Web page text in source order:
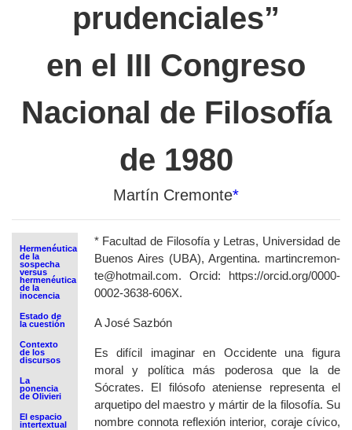
prudenciales”
en el III Congreso
Nacional de Filosofía
de 1980
Martín Cremonte*
Hermenéutica
de la
sospecha
versus
hermenéutica
de la
inocencia
Estado de
la cuestión
Contexto
de los
discursos
La
ponencia
de Olivieri
El espacio
intertextual
* Facultad de Filosofía y Letras, Universidad de
Buenos Aires (UBA), Argentina. martincremon-
te@hotmail.com. Orcid: https://orcid.org/0000-
0002-3638-606X.
A José Sazbón
Es difícil imaginar en Occidente una figura
moral y política más poderosa que la de
Sócrates. El filósofo ateniense representa el
arquetipo del maestro y mártir de la filosofía. Su
nombre connota reflexión interior, coraje cívico,